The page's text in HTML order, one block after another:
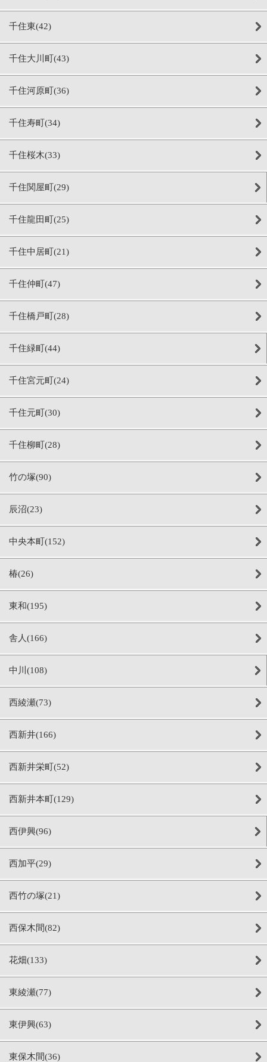
千住東(42)
千住大川町(43)
千住河原町(36)
千住寿町(34)
千住桜木(33)
千住関屋町(29)
千住龍田町(25)
千住中居町(21)
千住仲町(47)
千住橋戸町(28)
千住緑町(44)
千住宮元町(24)
千住元町(30)
千住柳町(28)
竹の塚(90)
辰沼(23)
中央本町(152)
椿(26)
東和(195)
舎人(166)
中川(108)
西綾瀬(73)
西新井(166)
西新井栄町(52)
西新井本町(129)
西伊興(96)
西加平(29)
西竹の塚(21)
西保木間(82)
花畑(133)
東綾瀬(77)
東伊興(63)
東保木間(36)